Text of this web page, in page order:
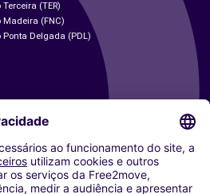
(TER)
Madeira (FNC)
Delgada (PDL)